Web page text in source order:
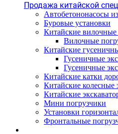
Продажа китайской
Автобетононасосы
Буровые установки
Китайские вилочные
Вилочные
Китайские
Гусеничные
Гусеничные
Китайские катки
Китайские колесные
Китайские
Мини погрузчики
Установки
Фронтальные